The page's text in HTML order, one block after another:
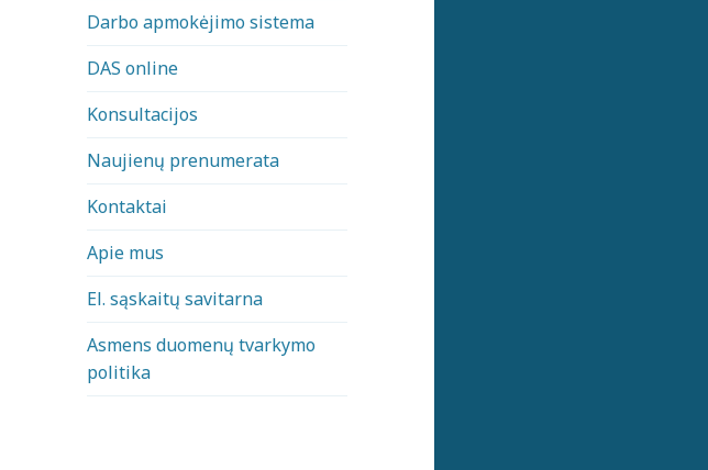
Darbo apmokėjimo sistema
DAS online
Konsultacijos
Naujienų prenumerata
Kontaktai
Apie mus
El. sąskaitų savitarna
Asmens duomenų tvarkymo
politika